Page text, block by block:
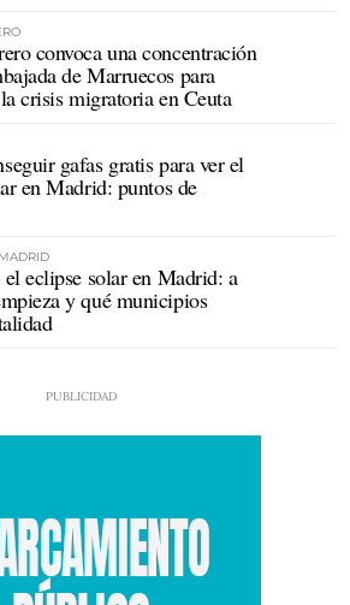
convoca una concentración
de Marruecos para
crisis migratoria en Ceuta
gafas gratis para ver el
en Madrid: puntos de
eclipse solar en Madrid: a
y qué municipios